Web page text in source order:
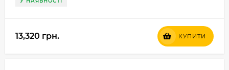
13,320 грн. КУПИТИ